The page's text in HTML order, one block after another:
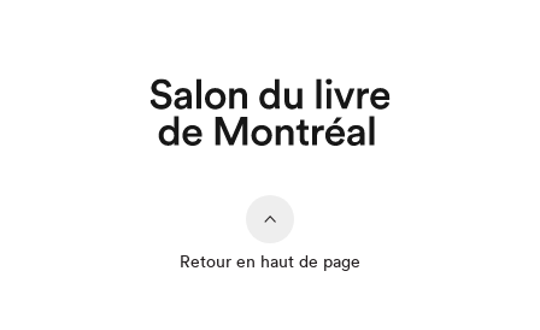
Retour en haut de page